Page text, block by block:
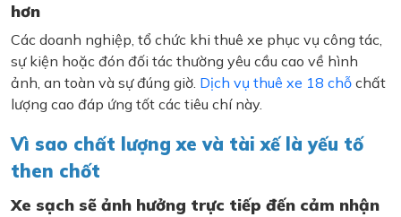
hơn
Các doanh nghiệp, tổ chức khi thuê xe phục vụ công tác,
sự kiện hoặc đón đối tác thường yêu cầu cao về hình
ảnh, an toàn và sự đúng giờ. Dịch vụ thuê xe 18 chỗ chất
lượng cao đáp ứng tốt các tiêu chí này.
Vì sao chất lượng xe và tài xế là yếu tố
then chốt
Xe sạch sẽ ảnh hưởng trực tiếp đến cảm nhận